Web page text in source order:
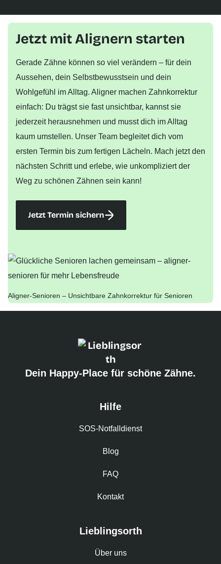
Jetzt mit Alignern starten
Gerade Zähne können so viel verändern – für dein
Aussehen, dein Selbstbewusstsein und dein
Wohlgefühl im Alltag. Aligner machen Zahnkorrektur
einfach: Du trägst sie fast unsichtbar, kannst sie
jederzeit herausnehmen und musst dich im Alltag
kaum umstellen. Unser Team begleitet dich vom
ersten Termin bis zum fertigen Lächeln. Mach jetzt den
nächsten Schritt und erlebe, wie unkompliziert der
Weg zu schönen Zähnen sein kann!
Jetzt Termin sichern
Aligner-Senioren – Unsichtbare Zahnkorrektur für Senioren
Dein Happy-Place für schöne Zähne.
Hilfe
SOS-Notfalldienst
Blog
FAQ
Kontakt
Lieblingsorth
Über uns